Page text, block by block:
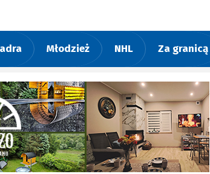
Młodzież NHL Za granicą